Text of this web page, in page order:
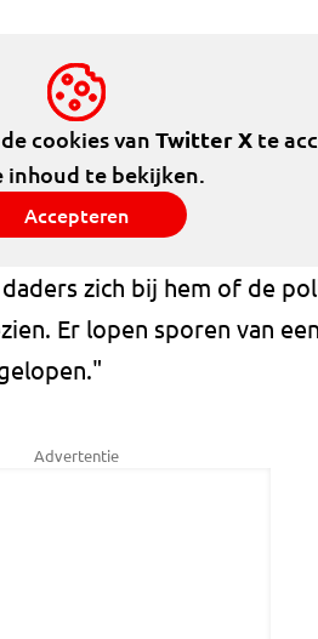
cookies van Twitter Xte
inhoud te bekijken.
Accepteren
zich bij hem of de
Er lopen sporen van
Advertentie